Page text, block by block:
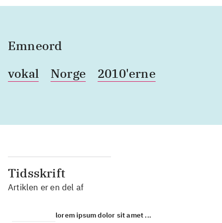
Emneord
vokal
Norge 2010'erne
Tidsskrift
Artiklen er en del af
lorem ipsum dolor sit amet ...